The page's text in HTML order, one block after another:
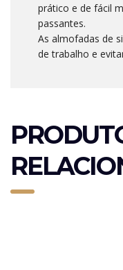
prático e de fácil
passantes.
As almofadas de
de trabalho e